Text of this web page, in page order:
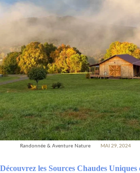
Randonnée & Aventure Nature MAI 29, 2024
Découvrez les Sources Chaudes Uniques